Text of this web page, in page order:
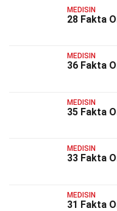
MEDISIN
28 Fakta
MEDISIN
36 Fakta
MEDISIN
35 Fakta
MEDISIN
33 Fakta
MEDISIN
31 Fakta